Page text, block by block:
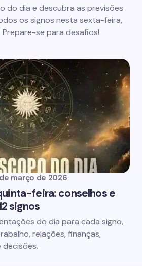
do dia e descubra as previsões
os signos nesta sexta-feira,
Prepare-se para desafios!
março de 2026
feira: conselhos e
signos
do dia para cada signo,
relações, finanças,
decisões.